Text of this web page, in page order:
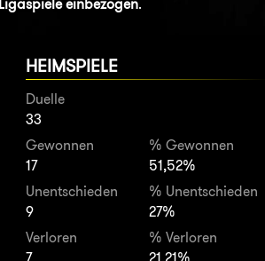
Ligaspiele einbezogen.
HEIMSPIELE
Duelle
33
Gewonnen
17
% Gewonnen
51,52%
Unentschieden
9
% Unentschieden
27%
Verloren
% Verloren